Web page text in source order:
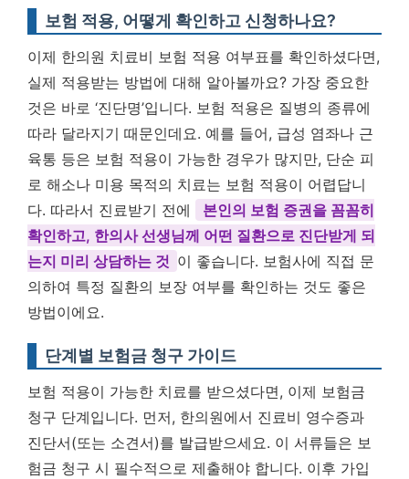
보험 적용, 어떻게 확인하고 신청하나요?
이제 한의원 치료비 보험 적용 여부표를 확인하셨다면,
실제 적용받는 방법에 대해 알아볼까요? 가장 중요한
것은 바로 ‘진단명’입니다. 보험 적용은 질병의 종류에
따라 달라지기 때문인데요. 예를 들어, 급성 염좌나 근
육통 등은 보험 적용이 가능한 경우가 많지만, 단순 피
로 해소나 미용 목적의 치료는 보험 적용이 어렵답니
다. 따라서 진료받기 전에
본인의 보험 증권을 꼼꼼히
확인하고, 한의사 선생님께 어떤 질환으로 진단받게 되
는지 미리 상담하는 것 이 좋습니다. 보험사에 직접 문
의하여 특정 질환의 보장 여부를 확인하는 것도 좋은
방법이에요.
단계별 보험금 청구 가이드
보험 적용이 가능한 치료를 받으셨다면, 이제 보험금
청구 단계입니다. 먼저, 한의원에서 진료비 영수증과
진단서(또는 소견서)를 발급받으세요. 이 서류들은 보
험금 청구 시 필수적으로 제출해야 합니다. 이후 가입